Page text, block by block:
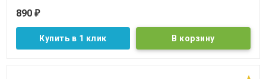
890 ₽
Купить в 1 клик